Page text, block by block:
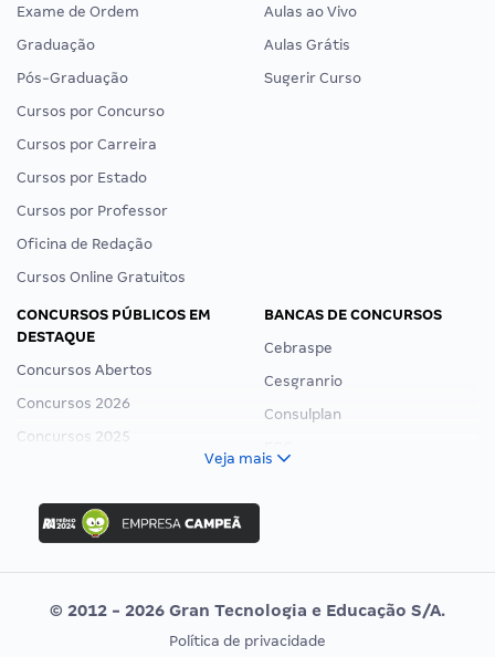
Exame de Ordem
Graduação
Pós-Graduação
Cursos por Concurso
Cursos por Carreira
Cursos por Estado
Cursos por Professor
Oficina de Redação
Cursos Online Gratuitos
Aulas ao Vivo
Aulas Grátis
Sugerir Curso
CONCURSOS PÚBLICOS EM
DESTAQUE
Concursos Abertos
Concursos 2026
Concursos 2025
Concurso Ibama
Concurso MPU
Editais publicados
BANCAS DE CONCURSOS
Cebraspe
Cesgranrio
Consulplan
Vunesp
CONCURSOS POR PROFISSÃO EXAME DE ORDEM
Veja mais
© 2012 - 2026 Gran Tecnologia e Educação S/A.
Política de privacidade